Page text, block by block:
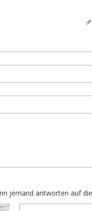
jemand antworten auf